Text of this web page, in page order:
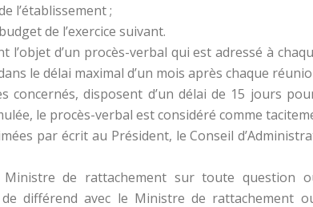
l’établissement ;
de l’exercice suivant.
l’objet d’un procès-verbal qui est adressé à
le délai maximal d’un mois après chaque
concernés, disposent d’un délai de 15 jours
le procès-verbal est considéré comme
par écrit au Président, le Conseil
Ministre de rattachement sur toute
de différend avec le Ministre de rattachement